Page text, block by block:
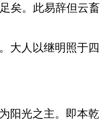
矣。此易辞但云畜
大人以继明照于四
阳光之主。即本乾